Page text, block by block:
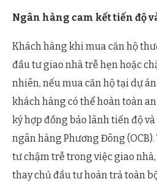
Ngân hàng cam kết tiến độ
Khách hàng khi mua căn hộ
đầu tư giao nhà trễ hẹn hoặc
nhiên, nếu mua căn hộ tại dự
khách hàng có thể hoàn toàn
ký hợp đồng bảo lãnh tiến độ
ngân hàng Phương Đông
tư chậm trễ trong việc giao nhà,
thay chủ đầu tư hoàn trả toàn